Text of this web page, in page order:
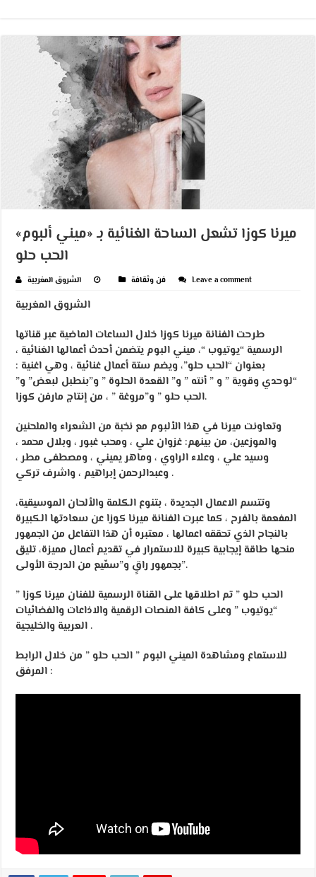
ميرنا كوزا تشعل الساحة الغنائية بـ «ميني ألبوم»
الشروق المغربية فن وثقافة Leave a comment
الشروق المغربية
طرحت الفنانة ميرنا كوزا خلال الساعات الماضية عبر قناتها
الرسمية “يوتيوب “، ميني البوم يتضمن أحدث أعمالها الغنائية ،
بعنوان “الحب حلو”، ويضم ستة أعمال غنائية ، وهي اغنية :
“لوحدي وقوية ” و ” أنته ” و” القعدة الحلوة ” و”بنطبل لبعض” و”
الحب حلو ” و”مروغة ” ، من إنتاج مارفن كوزا.
وتعاونت ميرنا في هذا الألبوم مع نخبة من الشعراء والملحنين
والموزعين، من بينهم: غزوان علي ، ومحب غبور ، وبلال محمد ،
وسيد علي ، وعلاء الراوي ، وماهر يميني ، ومصطفى مطر ،
وعبدالرحمن إبراهيم ، واشرف تركي .
وتتسم الاعمال الجديدة ، بتنوع الكلمة والألحان الموسيقية،
المفعمة بالفرح ، كما عبرت الفنانة ميرنا كوزا عن سعادتها الكبيرة
بالنجاح الذي تحققه اعمالها ، معتبره أن هذا التفاعل من الجمهور
منحها طاقة إيجابية كبيرة للاستمرار في تقديم أعمال مميزة، تليق
بجمهور راقٍ و”سمّيع من الدرجة الأولى”.
” الحب حلو ” تم اطلاقها على القناة الرسمية للفنان ميرنا كوزا
“يوتيوب ” وعلى كافة المنصات الرقمية والاذاعات والفضائيات
العربية والخليجية .
للاستماع ومشاهدة الميني البوم ” الحب حلو ” من خلال الرابط
المرفق :